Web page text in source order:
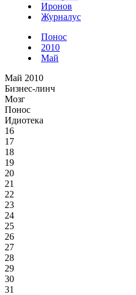
Иронов
Журналус
Понос
2010
Май
Май 2010
Бизнес-линч
Мозг
Понос
Идиотека
16
17
18
19
20
21
22
23
24
25
26
27
28
29
30
31